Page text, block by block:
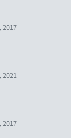
2017
2021
2017